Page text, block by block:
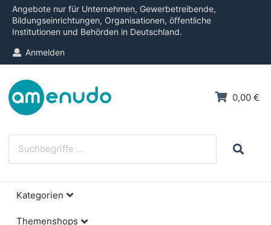
Angebote nur für Unternehmen, Gewerbetreibende,
Bildungseinrichtungen, Organisationen, öffentliche
Institutionen und Behörden in Deutschland.
Anmelden
0,00 €
Kategorien
Themenshops